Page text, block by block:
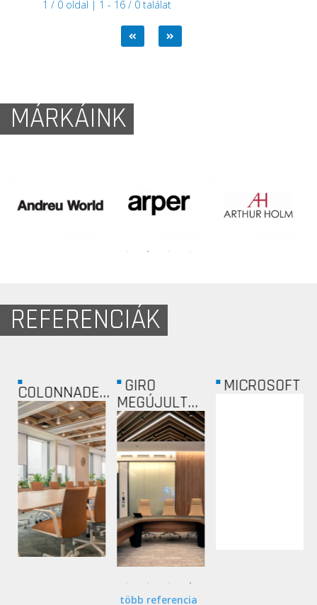
1 / 0 oldal | 1 - 16 / 0 találat
MÁRKÁINK
REFERENCIÁK
COLONNADE...
GIRO
MEGÚJULT...
MICROSOFT
több referencia